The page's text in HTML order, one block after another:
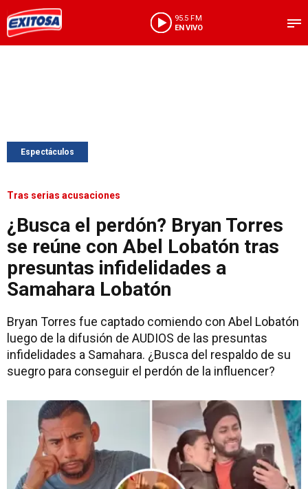
95.5 FM
EN VIVO
Espectáculos
Tras serias acusaciones
¿Busca el perdón? Bryan Torres
se reúne con Abel Lobatón tras
presuntas infidelidades a
Samahara Lobatón
Bryan Torres fue captado comiendo con Abel Lobatón
luego de la difusión de AUDIOS de las presuntas
infidelidades a Samahara. ¿Busca del respaldo de su
suegro para conseguir el perdón de la influencer?